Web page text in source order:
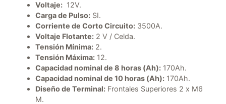
Voltaje: 12V.
Carga de Pulso: SI.
Corriente de Corto Circuito: 3500A.
Voltaje Flotante: 2 V / Celda.
Tensión Mínima: 2.
Tensión Máxima: 12.
Capacidad nominal de 8 horas (Ah): 170Ah.
Capacidad nominal de 10 horas (Ah): 170Ah.
Diseño de Terminal: Frontales Superiores 2 x M6
M.